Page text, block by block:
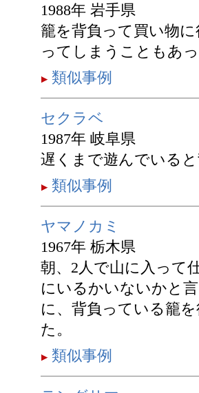
1988年 岩手県
籠を背負って買い物
ってしまうこともあ
類似事例
セクラベ
1987年 岐阜県
遅くまで遊んでいる
類似事例
ヤマノカミ
1967年 栃木県
朝、2人で山に入って
にいるかいないかと
に、背負っている籠
た。
類似事例